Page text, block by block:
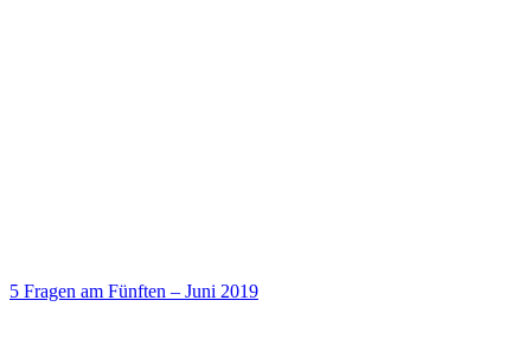
5 Fragen am Fünften – Juni 2019